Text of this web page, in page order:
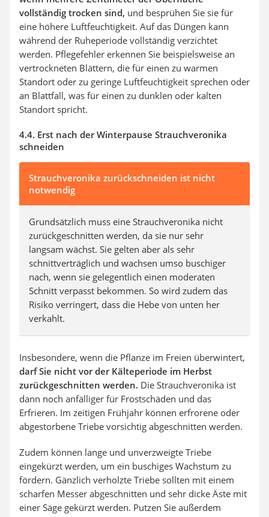
vollständig trocken sind, und besprühen Sie sie für
eine höhere Luftfeuchtigkeit. Auf das Düngen kann
während der Ruheperiode vollständig verzichtet
werden. Pflegefehler erkennen Sie beispielsweise an
vertrockneten Blättern, die für einen zu warmen
Standort oder zu geringe Luftfeuchtigkeit sprechen oder
an Blattfall, was für einen zu dunklen oder kalten
Standort spricht.
4.4. Erst nach der Winterpause Strauchveronika
schneiden
Strauchveronika zurückschneiden ist nicht
notwendig
Grundsätzlich muss eine Strauchveronika nicht
zurückgeschnitten werden, da sie nur sehr
langsam wächst. Sie gelten aber als sehr
schnittverträglich und wachsen umso buschiger
nach, wenn sie gelegentlich einen moderaten
Schnitt verpasst bekommen. So wird zudem das
Risiko verringert, dass die Hebe von unten her
verkahlt.
Insbesondere, wenn die Pflanze im Freien überwintert,
darf Sie nicht vor der Kälteperiode im Herbst
zurückgeschnitten werden. Die Strauchveronika ist
dann noch anfälliger für Frostschäden und das
Erfrieren. Im zeitigen Frühjahr können erfrorene oder
abgestorbene Triebe vorsichtig abgeschnitten werden.
Zudem können lange und unverzweigte Triebe
eingekürzt werden, um ein buschiges Wachstum zu
fördern. Gänzlich verholzte Triebe sollten mit einem
scharfen Messer abgeschnitten und sehr dicke Äste mit
einer Säge gekürzt werden. Putzen Sie außerdem